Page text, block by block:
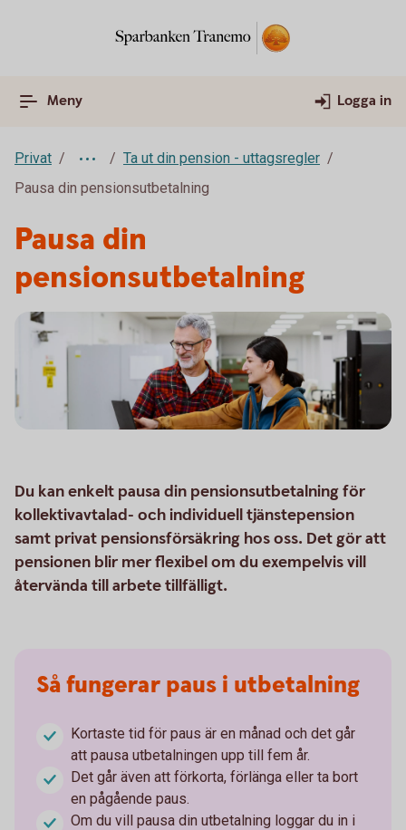
Meny Logga in
Privat
Ta ut din pension - uttagsregler
Pausa din pensionsutbetalning
Pausa din
pensionsutbetalning
Du kan enkelt pausa din pensionsutbetalning för
kollektivavtalad- och individuell tjänstepension
samt privat pensionsförsäkring hos oss. Det gör att
pensionen blir mer flexibel om du exempelvis vill
återvända till arbete tillfälligt.
Så fungerar paus i utbetalning
Kortaste tid för paus är en månad och det går
att pausa utbetalningen upp till fem år.
Det går även att förkorta, förlänga eller ta bort
en pågående paus.
Om du vill pausa din utbetalning loggar du in i